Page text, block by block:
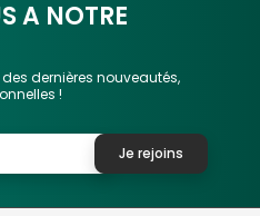
A NOTRE
dernières nouveautés,
!
Je rejoins